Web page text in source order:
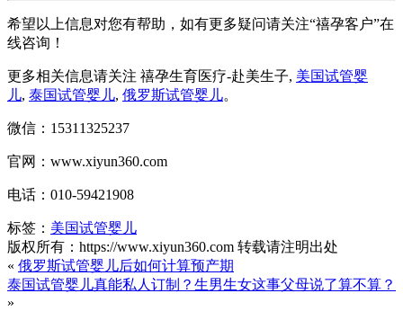
希望以上信息对您有帮助，如有更多疑问请关注“禧孕客户”在
线咨询！
更多相关信息请关注 禧孕生育医疗-赴美生子, 美国试管婴
儿, 泰国试管婴儿, 俄罗斯试管婴儿。
微信：15311325237
官网：www.xiyun360.com
电话：010-59421908
标签： 美国试管婴儿
版权所有：https://www.xiyun360.com 转载请注明出处
« 俄罗斯试管婴儿后如何计算预产期
泰国试管婴儿真能私人订制？生男生女这事父母说了算不算？
»